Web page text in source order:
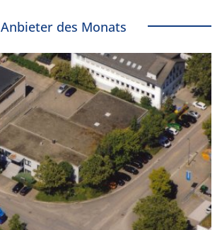
Anbieter des Monats